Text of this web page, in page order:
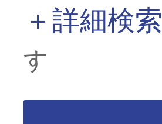
＋詳細検索
す